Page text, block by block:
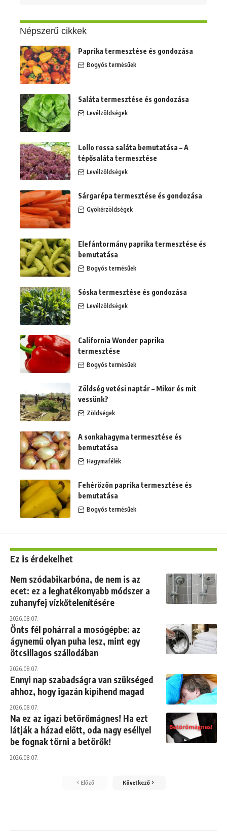
Népszerű cikkek
Paprika termesztése és gondozása
Bogyós termésűek
Saláta termesztése és gondozása
Levélzöldségek
Lollo rossa saláta bemutatása – A
tépősaláta termesztése
Levélzöldségek
Sárgarépa termesztése és gondozása
Gyökérzöldségek
Elefántormány paprika termesztése és
bemutatása
Bogyós termésűek
Sóska termesztése és gondozása
Levélzöldségek
California Wonder paprika
termesztése
Bogyós termésűek
Zöldség vetési naptár – Mikor és mit
vessünk?
Zöldségek
A sonkahagyma termesztése és
bemutatása
Hagymafélék
Fehérözön paprika termesztése és
bemutatása
Bogyós termésűek
Ez is érdekelhet
Nem szódabikarbóna, de nem is az
ecet: ez a leghatékonyabb módszer a
zuhanyfej vízkőtelenítésére
2026.08.07.
Önts fél pohárral a mosógépbe: az
ágynemű olyan puha lesz, mint egy
ötcsillagos szállodában
2026.08.07.
Ennyi nap szabadságra van szükséged
ahhoz, hogy igazán kipihend magad
2026.08.07.
Na ez az igazi betörőmágnes! Ha ezt
látják a házad előtt, oda nagy eséllyel
be fognak törni a betörők!
2026.08.07.
Előző Következő